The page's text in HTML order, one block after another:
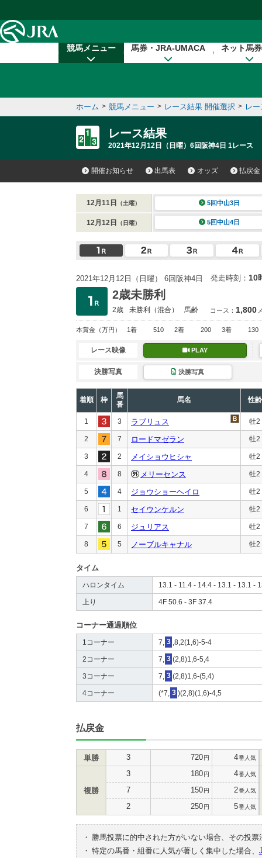
競馬メニュー 馬券・JRA-UMACA ネット馬
ホーム > 競馬メニュー > レース結果 開催選択 > レ
レース結果
2021年12月12日（日曜）6回阪神4日 1レース
開催お知らせ 出馬表 オッズ 払戻金
12月11日 （土曜） 5回中山3日
12月12日 （日曜） 5回中山4日
2021年12月12日（日曜） 6回阪神4日 発走時刻： 10
2歳未勝利
2歳 未勝利 （混合） 馬齢 コース： 1,800
本賞金 （万円） 1着 510 2着 200 3着 130
レース映像 PLAY
決勝写真 決勝写真
着順 枠
馬
番
馬名 性齢
1 3 ラブリュス 牡2
2 7 ロードマゼラン 牡2
3 2 メイショウヒシャ 牡2
4 8 メリーセンス 牡2
5 4 ジョウショーヘイロ 牡2
6 1 セイウンケルン 牡2
7 6 ジュリアス 牡2
8 5 ノーブルキャナル 牡2
タイム
ハロンタイム 13.1 - 11.4 - 14.4 - 13.1 - 13.1 -
上り 4F 50.6 - 3F 37.4
コーナー通過順位
1コーナー 7, 3 ,8,2(1,6)-5-4
2コーナー 7, 3 (2,8)1,6-5,4
3コーナー 7, 3 (2,8)1,6-(5,4)
4コーナー (*7, 3 )(2,8)(1,6)-4,5
払戻金
単勝 3 720円 4番人気
複勝
3 180円 4番人気
7 150円 2番人気
2 250円 5番人気
・
勝馬投票に的中された方がいない場合、その投
・ 特定の馬番・組番に人気が著しく集中した場合、